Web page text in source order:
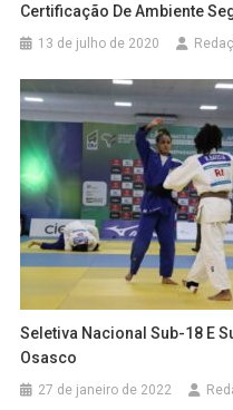
Certificação De Ambiente
13 de julho de 2020
Seletiva Nacional Sub-18 E
Osasco
27 de janeiro de 2022